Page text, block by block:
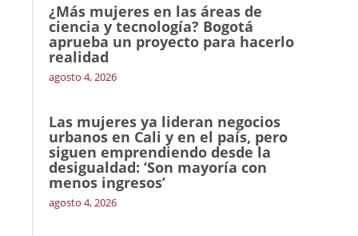
¿Más mujeres en las áreas de
ciencia y tecnología? Bogotá
aprueba un proyecto para hacerlo
realidad
agosto 4, 2026
Las mujeres ya lideran negocios
urbanos en Cali y en el país, pero
siguen emprendiendo desde la
desigualdad: ‘Son mayoría con
menos ingresos’
agosto 4, 2026